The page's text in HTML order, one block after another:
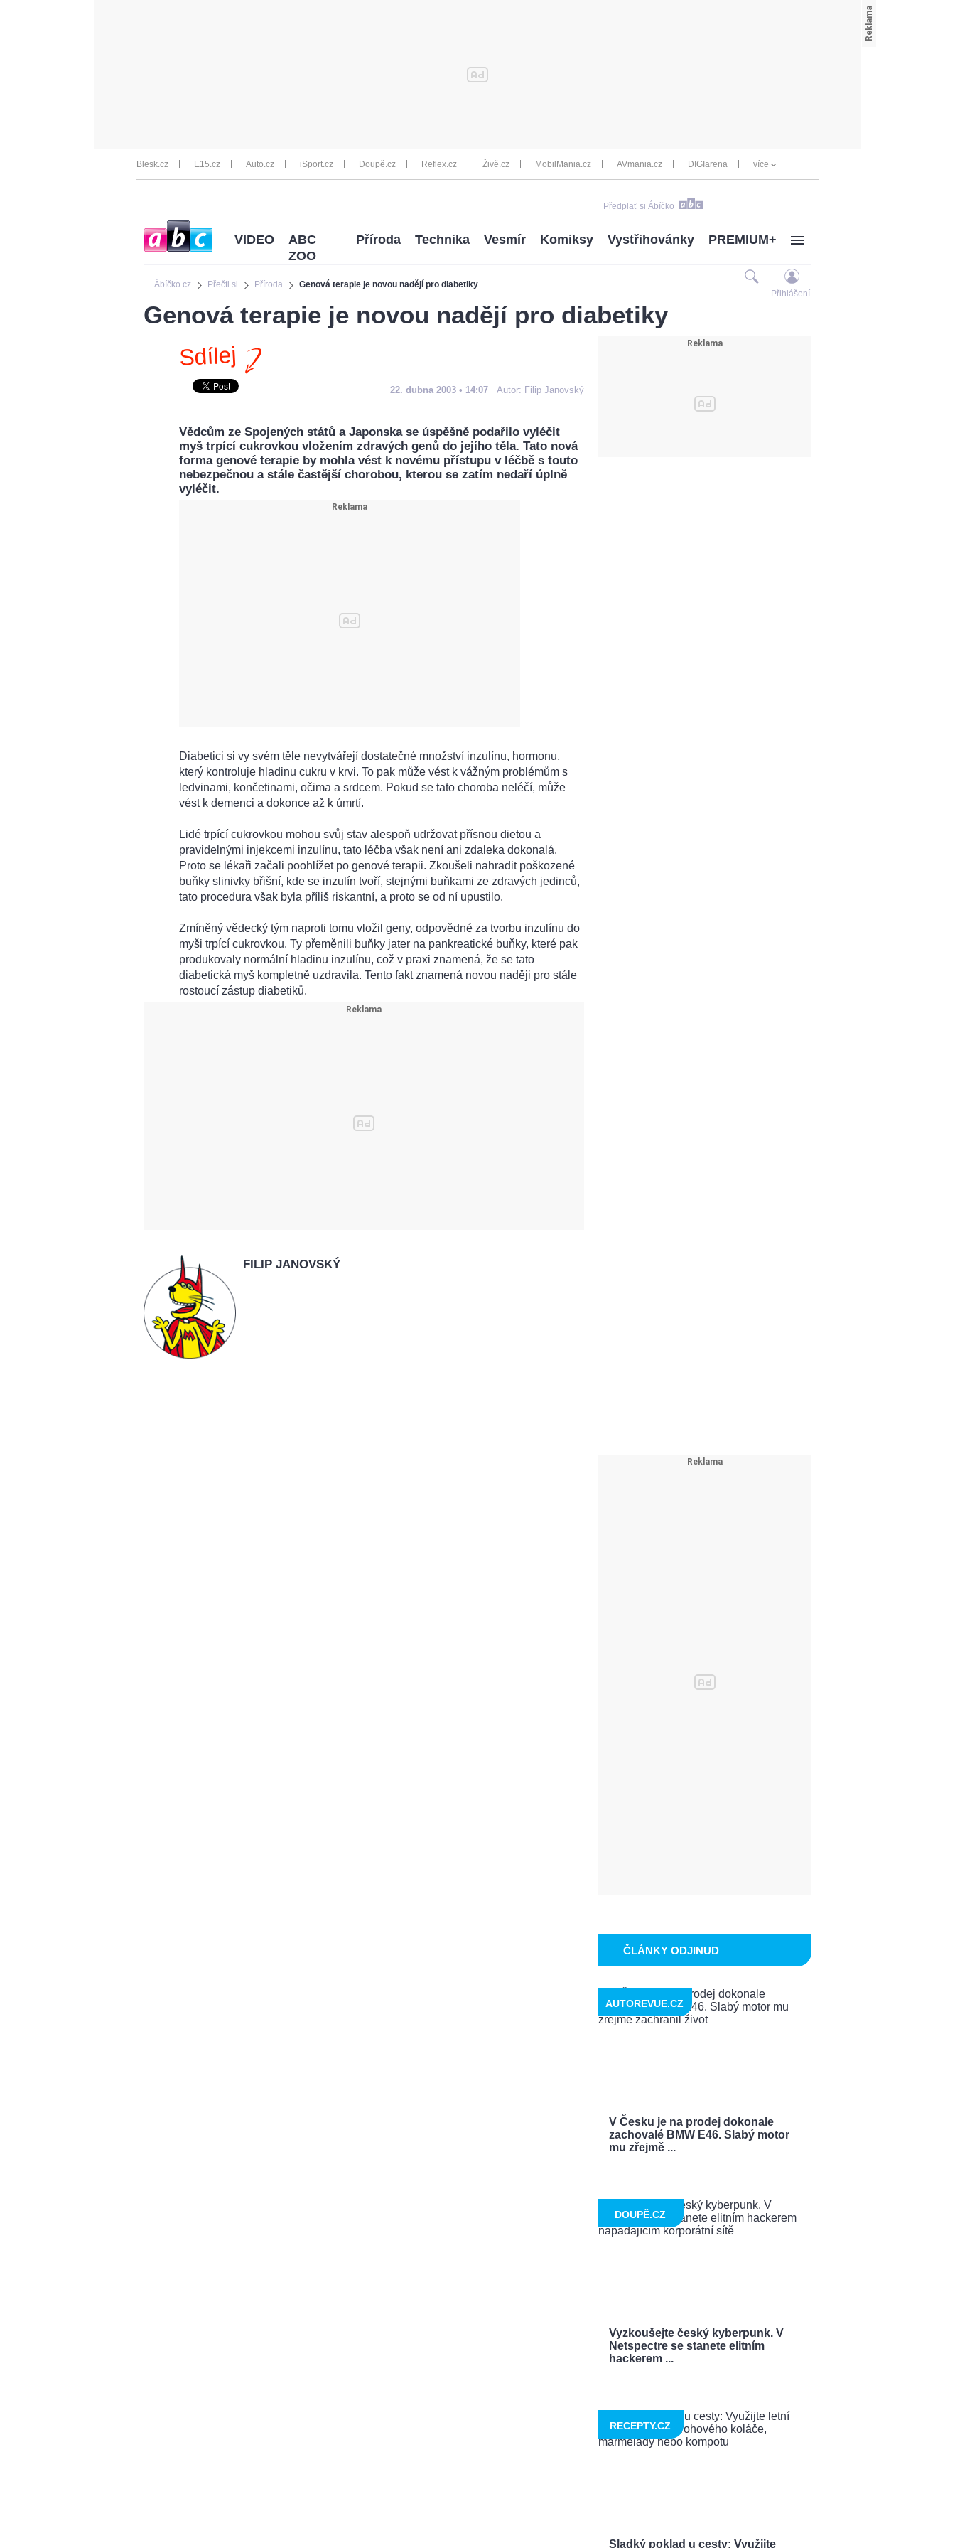
Blesk.cz E15.cz Auto.cz iSport.cz Doupě.cz Reflex.cz Živě.cz MobilMania.cz AVmania.cz DIGIarena více
Předplať si Ábíčko
Ábíčko.cz Přečti si Příroda Genová terapie je novou nadějí pro diabetiky
VIDEO
ABC
ZOO
Příroda Technika Vesmír Komiksy Vystřihovánky PREMIUM+
Přihlášení
Genová terapie je novou nadějí pro diabetiky
Sdílej
22. dubna 2003 • 14:07 Autor: Filip Janovský
Vědcům ze Spojených států a Japonska se úspěšně podařilo vyléčit
myš trpící cukrovkou vložením zdravých genů do jejího těla. Tato nová
forma genové terapie by mohla vést k novému přístupu v léčbě s touto
nebezpečnou a stále častější chorobou, kterou se zatím nedaří úplně
vyléčit.
Diabetici si vy svém těle nevytvářejí dostatečné množství inzulínu, hormonu,
který kontroluje hladinu cukru v krvi. To pak může vést k vážným problémům s
ledvinami, končetinami, očima a srdcem. Pokud se tato choroba neléčí, může
vést k demenci a dokonce až k úmrtí.
Lidé trpící cukrovkou mohou svůj stav alespoň udržovat přísnou dietou a
pravidelnými injekcemi inzulínu, tato léčba však není ani zdaleka dokonalá.
Proto se lékaři začali poohlížet po genové terapii. Zkoušeli nahradit poškozené
buňky slinivky břišní, kde se inzulín tvoří, stejnými buňkami ze zdravých jedinců,
tato procedura však byla příliš riskantní, a proto se od ní upustilo.
Zmíněný vědecký tým naproti tomu vložil geny, odpovědné za tvorbu inzulínu do
myši trpící cukrovkou. Ty přeměnili buňky jater na pankreatické buňky, které pak
produkovaly normální hladinu inzulínu, což v praxi znamená, že se tato
diabetická myš kompletně uzdravila. Tento fakt znamená novou naději pro stále
rostoucí zástup diabetiků.
FILIP JANOVSKÝ
ČLÁNKY ODJINUD
V Česku je na prodej dokonale
zachovalé BMW E46. Slabý motor
mu zřejmě ...
AUTOREVUE.CZ
Vyzkoušejte český kyberpunk. V
Netspectre se stanete elitním
hackerem ...
DOUPĚ.CZ
Sladký poklad u cesty: Využijte
RECEPTY.CZ